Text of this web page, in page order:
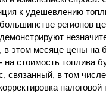
к удешевлению
регионов
в этом месяце цены на
на стоимость топлива
связанный, в том
налоговой